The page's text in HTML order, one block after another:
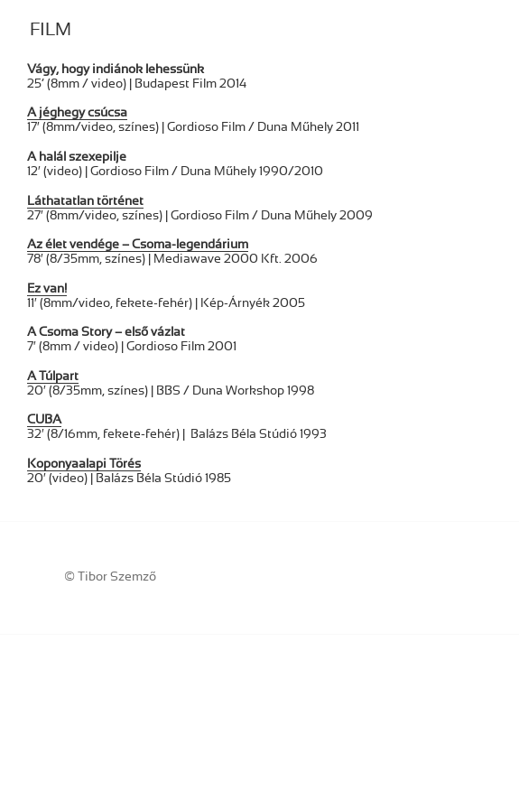
FILM
Vágy, hogy indiánok lehessünk
25’ (8mm / video) | Budapest Film 2014
A jéghegy csúcsa
17′ (8mm/video, színes) | Gordioso Film / Duna Műhely 2011
A halál szexepilje
12′ (video) | Gordioso Film / Duna Műhely 1990/2010
Láthatatlan történet
27′ (8mm/video, színes) | Gordioso Film / Duna Műhely 2009
Az élet vendége – Csoma-legendárium
78′ (8/35mm, színes) | Mediawave 2000 Kft. 2006
Ez van!
11′ (8mm/video, fekete-fehér) | Kép-Árnyék 2005
A Csoma Story – első vázlat
7′ (8mm / video) | Gordioso Film 2001
A Túlpart
20′ (8/35mm, színes) | BBS / Duna Workshop 1998
CUBA
32′ (8/16mm, fekete-fehér) | Balázs Béla Stúdió 1993
Koponyaalapi Törés
20′ (video) | Balázs Béla Stúdió 1985
© Tibor Szemző